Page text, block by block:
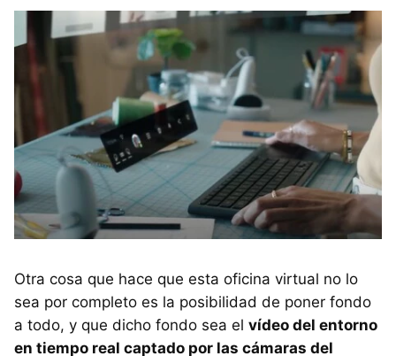
Otra cosa que hace que esta oficina virtual no lo
sea por completo es la posibilidad de poner fondo
a todo, y que dicho fondo sea el vídeo del entorno
en tiempo real captado por las cámaras del